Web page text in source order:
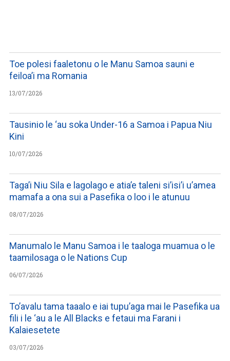
Toe polesi faaletonu o le Manu Samoa sauni e
feiloa’i ma Romania
13/07/2026
Tausinio le ‘au soka Under-16 a Samoa i Papua Niu
Kini
10/07/2026
Taga’i Niu Sila e lagolago e atia’e taleni si’isi’i u’amea
mamafa a ona sui a Pasefika o loo i le atunuu
08/07/2026
Manumalo le Manu Samoa i le taaloga muamua o le
taamilosaga o le Nations Cup
06/07/2026
To’avalu tama taaalo e iai tupu’aga mai le Pasefika ua
fili i le ‘au a le All Blacks e fetaui ma Farani i
Kalaiesetete
03/07/2026